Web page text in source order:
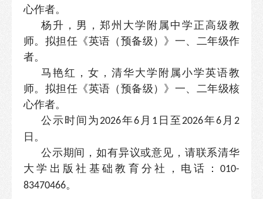
心作者。
杨升，男，郑州大学附属中学正高级教
师。拟担任《英语（预备级）》一、二年级作
者。
马艳红，女，清华大学附属小学英语教
师。拟担任《英语（预备级）》一、二年级核
心作者。
公示时间为2026年6 月 1 日至2026年6 月 2
日。
公示期间，如有异议或意见，请联系清华
大学出版社基础教育分社，电话： 010-
83470466。